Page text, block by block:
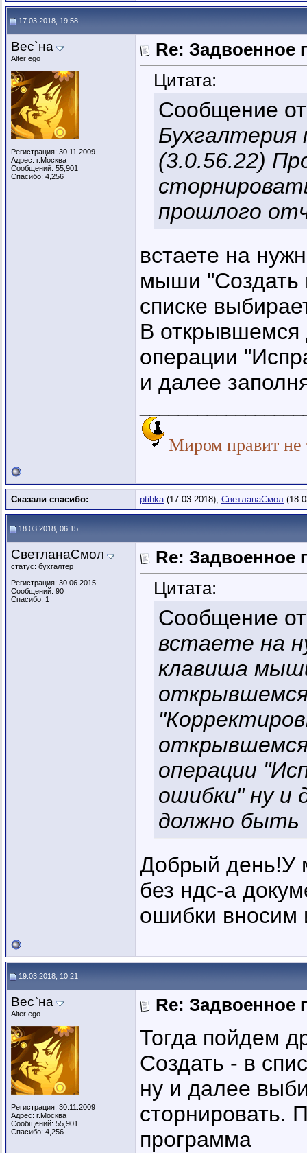
17.03.2018, 19:58
Вес`на
Alter ego
Регистрация: 30.11.2009
Адрес: г.Москва
Сообщений: 55,901
Спасибо: 4,256
Re: Задвоенное
Цитата:
Сообщение
Бухгалтерия
(3.0.56.22)
прошлого
встаете на
мыши "Создать
списке
В открывшемся
операции
и далее
Миром правит не
Сказали спасибо: ptihka(17.03.2018), СветланаСмол
18.03.2018, 06:15
СветланаСмол
статус: бухгалтер
Регистрация: 30.06.2015
Сообщений: 90
Спасибо: 1
Re: Задвоенное
Цитата:
Сообщение
встаете на
клавиша
операции
ошибки" ну и
должно быть
Добрый день!У
без ндс-а
ошибки вносим
19.03.2018, 10:21
Вес`на
Alter ego
Регистрация: 30.11.2009
Адрес: г.Москва
Сообщений: 55,901
Спасибо: 4,256
Re: Задвоенное
Тогда пойдем
Создать - в
ну и далее
сторнировать.
программа